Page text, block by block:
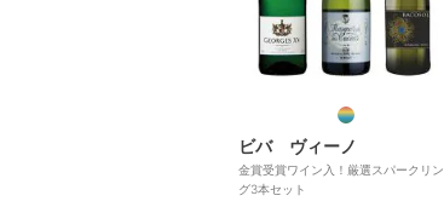
ビバ ヴィーノ
金賞受賞ワイン入！厳選スパークリン
グ3本セット